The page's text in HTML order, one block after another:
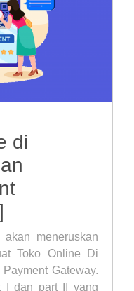
di
meneruskan
Toko Online Di
Gateway.
I dan part II yang